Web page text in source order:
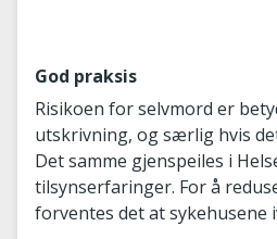
God praksis
Risikoen for selvmord er
utskrivning, og særlig hvis
Det samme gjenspeiles i
tilsynserfaringer. For å
forventes det at sykehusene